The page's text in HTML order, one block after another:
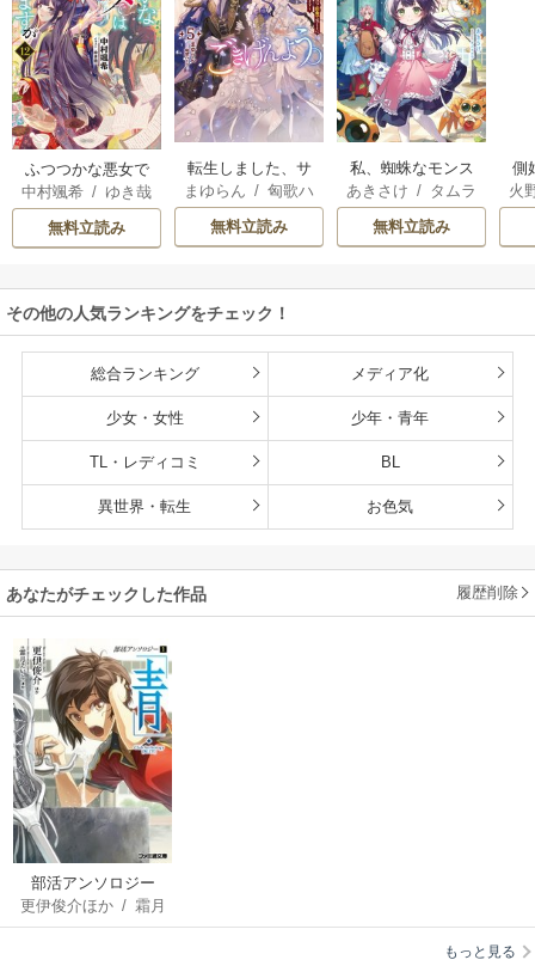
ふつつかな悪女で
はございますが
中村颯希 / ゆき哉
無料立読み
転生しました、サ
ラナ・キンジェで
す。ごきげんよ
う。
まゆらん /匈歌ハ
トリ
無料立読み
私、蜘蛛なモンス
ターをテイムした
ので、スパイダー
シルクで裁縫を頑
あきさけ / タムラ
ヨウ
無料立読み
側
火
その他の人気ランキングをチェック！
総合ランキング メディア化
少女・女性 少年・青年
TL・レディコミ BL
異世界・転生 お色気
あなたがチェックした作品 履歴削除
部活アンソロジー
更伊俊介ほか/ 霜月
えいと
もっと見る